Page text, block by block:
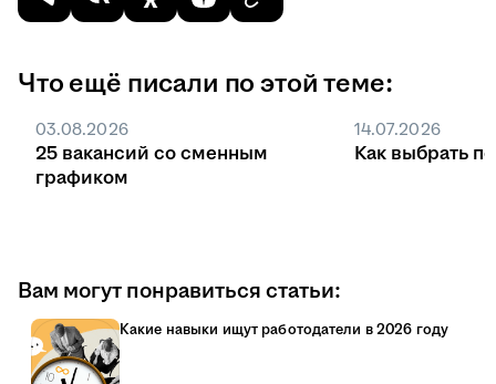
Что ещё писали по этой теме:
03.08.2026
25 вакансий со сменным
графиком
14.07.2026
Как выбрать
Вам могут понравиться статьи:
Какие навыки ищут работодатели в 2026 году